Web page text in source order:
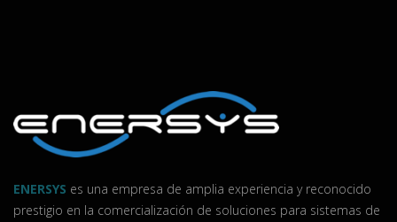
ENERSYS es una empresa de amplia experiencia y reconocido
prestigio en la comercialización de soluciones para sistemas de